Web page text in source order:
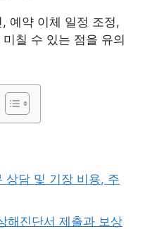
예약 이체 일정 조정,
칠 수 있는 점을 유의
상담 및 기장 비용, 주
해진단서 제출과 보상